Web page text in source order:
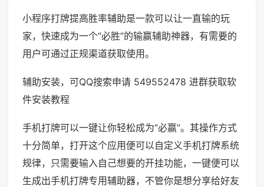
小程序打牌提高胜率辅助是一款可以让一直输的玩
家，快速成为一个“必胜”的输赢辅助神器，有需要的
用户可通过正规渠道获取使用。
辅助安装，可QQ搜索申请 549552478 进群获取软
件安装教程
手机打牌可以一键让你轻松成为“必赢”。其操作方式
十分简单，打开这个应用便可以自定义手机打牌系统
规律，只需要输入自己想要的开挂功能，一键便可以
生成出手机打牌专用辅助器，不管你是想分享给好友